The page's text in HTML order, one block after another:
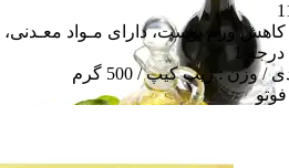
ورم پوست، دارای مـواد
1
/ وزن : زیپ کیپ / 500 گرم